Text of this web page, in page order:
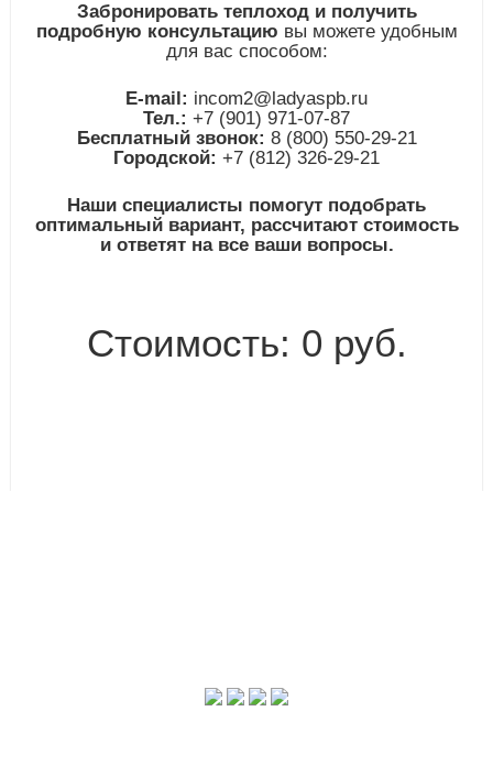
Забронировать теплоход и получить
подробную консультацию вы можете удобным
для вас способом:
E-mail: incom2@ladyaspb.ru
Тел.: +7 (901) 971-07-87
Бесплатный звонок: 8 (800) 550-29-21
Городской: +7 (812) 326-29-21
Наши специалисты помогут подобрать
оптимальный вариант, рассчитают стоимость
и ответят на все ваши вопросы.
Стоимость: 0 руб.